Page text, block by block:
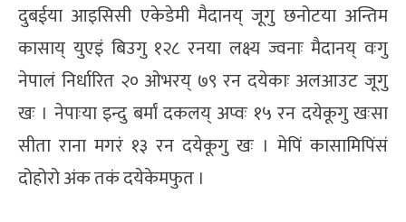
दुबईया आइसिसी एकेडेमी मैदानय् जूगु छनोटया अन्तिम
कासाय् युएइं बिउगु १२८ रनया लक्ष्य ज्वनाः मैदानय् वःगु
नेपालं निर्धारित २० ओभरय् ७९ रन दयेकाः अलआउट जूगु
खः । नेपाःया इन्दु बर्मां दकलय् अप्वः १५ रन दयेकूगु खःसा
सीता राना मगरं १३ रन दयेकूगु खः । मेपिं कासामिपिंसं
दोहोरो अंक तकं दयेकेमफुत ।